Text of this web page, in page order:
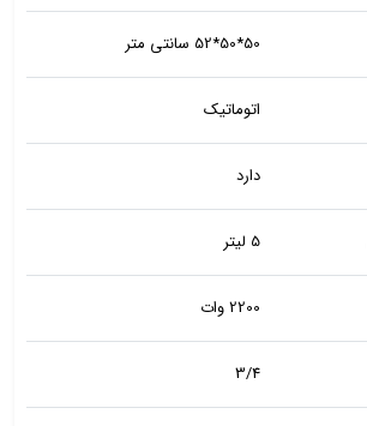
50*50*52 سانتی متر
اتوماتیک
دارد
5 لیتر
2200 وات
3/4